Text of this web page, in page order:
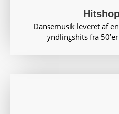
Dansemusik leveret af
yndlingshits fra